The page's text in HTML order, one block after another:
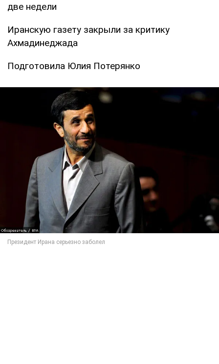
две недели
Иранскую газету закрыли за критику
Ахмадинеджада
Подготовила Юлия Потерянко